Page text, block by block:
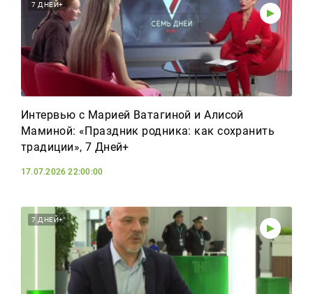
7 ДНЕЙ+
Интервью с Марией Ватагиной и Алисой
Маминой: «Праздник родника: как сохранить
традиции», 7 Дней+
17.07.2026 22:00:00
7 ДНЕЙ+